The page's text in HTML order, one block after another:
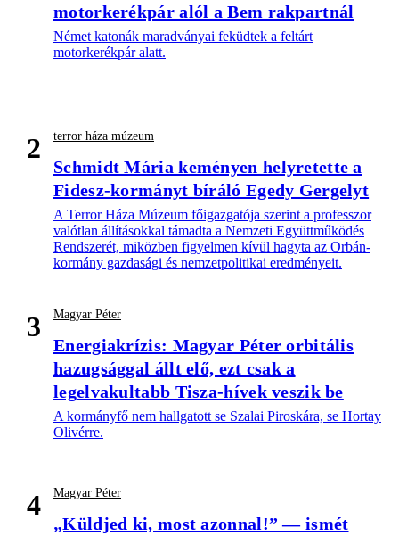
motorkerékpár alól a Bem rakpartnál
Német katonák maradványai feküdtek a feltárt
motorkerékpár alatt.
2 terror háza múzeum
Schmidt Mária keményen helyretette a
Fidesz-kormányt bíráló Egedy Gergelyt
A Terror Háza Múzeum főigazgatója szerint a professzor
valótlan állításokkal támadta a Nemzeti Együttműködés
Rendszerét, miközben figyelmen kívül hagyta az Orbán-
kormány gazdasági és nemzetpolitikai eredményeit.
3 Magyar Péter
Energiakrízis: Magyar Péter orbitális
hazugsággal állt elő, ezt csak a
legelvakultabb Tisza-hívek veszik be
A kormányfő nem hallgatott se Szalai Piroskára, se Hortay
Olivérre.
4 Magyar Péter
„Küldjed ki, most azonnal!” — ismét